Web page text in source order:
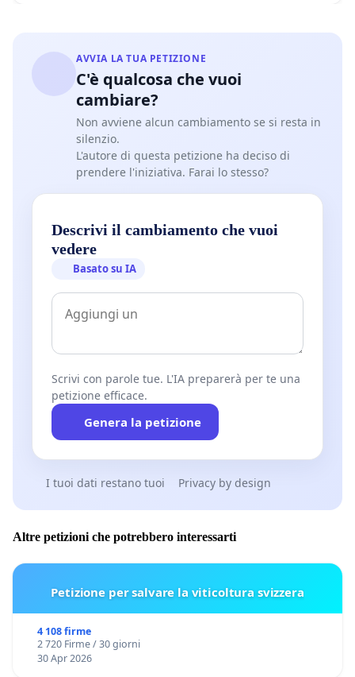
AVVIA LA TUA PETIZIONE
C'è qualcosa che vuoi
cambiare?
Non avviene alcun cambiamento se si resta in
silenzio.
L'autore di questa petizione ha deciso di
prendere l'iniziativa. Farai lo stesso?
Descrivi il cambiamento che vuoi
vedere
Basato su IA
Scrivi con parole tue. L'IA preparerà per te una
petizione efficace.
Genera la petizione
I tuoi dati restano tuoi Privacy by design
Altre petizioni che potrebbero interessarti
Petizione per salvare la viticoltura svizzera
4 108 firme
2 720 Firme / 30 giorni
30 Apr 2026